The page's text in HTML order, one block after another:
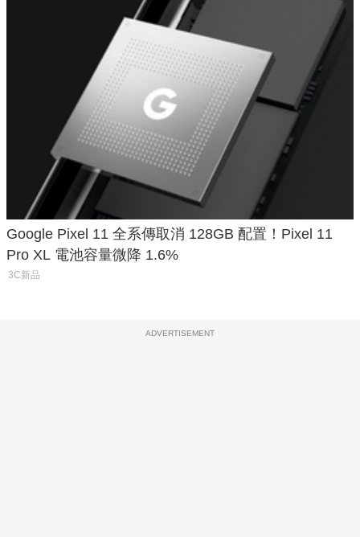
Google Pixel 11 全系傳取消 128GB 配置！Pixel 11
Pro XL 電池容量微降 1.6%
3C新品
ADVERTISEMENT